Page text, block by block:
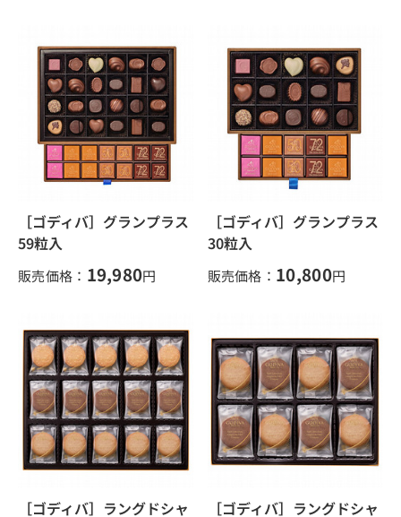
［ゴディバ］グランプラス
59粒入
販売価格： 19,980円
［ゴディバ］グランプラス
30粒入
販売価格： 10,800円
［ゴディバ］ラングドシャ ［ゴディバ］ラングドシャ